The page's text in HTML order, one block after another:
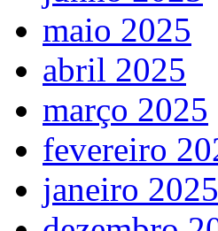
maio 2025
abril 2025
março 2025
fevereiro
janeiro 2025